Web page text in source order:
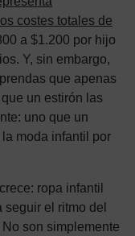
costes totales de
a $1.200 por hijo
Y, sin embargo,
que apenas
un estirón las
uno que un
moda infantil por
ropa infantil
el ritmo del
son simplemente